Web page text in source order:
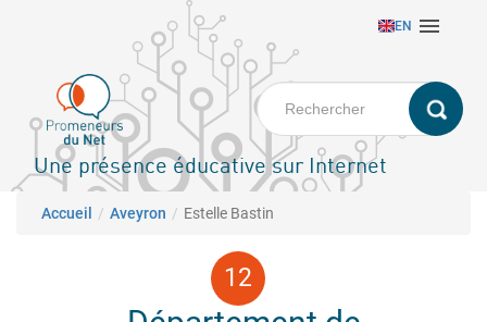
principal
EN 
Une présence éducative sur Internet
Fil d'Ariane
Accueil Aveyron Estelle Bastin